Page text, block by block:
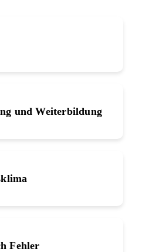
und Weiterbildung
Fehler